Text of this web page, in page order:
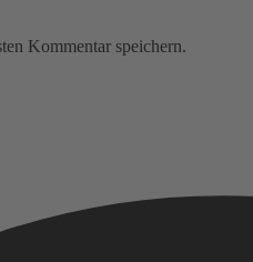
Kommentar speichern.